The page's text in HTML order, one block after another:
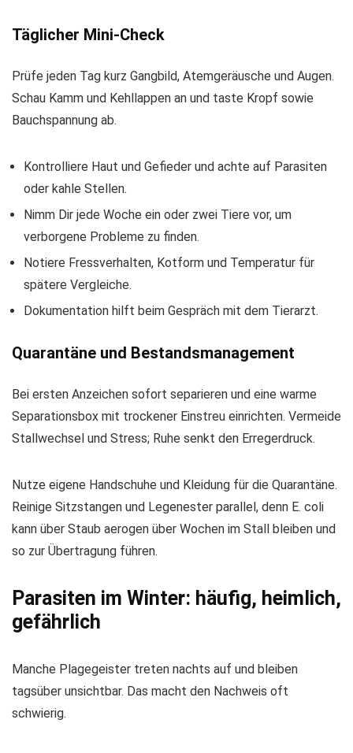
Täglicher Mini-Check
Prüfe jeden Tag kurz Gangbild, Atemgeräusche und Augen.
Schau Kamm und Kehllappen an und taste Kropf sowie
Bauchspannung ab.
Kontrolliere Haut und Gefieder und achte auf Parasiten
oder kahle Stellen.
Nimm Dir jede Woche ein oder zwei Tiere vor, um
verborgene Probleme zu finden.
Notiere Fressverhalten, Kotform und Temperatur für
spätere Vergleiche.
Dokumentation hilft beim Gespräch mit dem Tierarzt.
Quarantäne und Bestandsmanagement
Bei ersten Anzeichen sofort separieren und eine warme
Separationsbox mit trockener Einstreu einrichten. Vermeide
Stallwechsel und Stress; Ruhe senkt den Erregerdruck.
Nutze eigene Handschuhe und Kleidung für die Quarantäne.
Reinige Sitzstangen und Legenester parallel, denn E. coli
kann über Staub aerogen über Wochen im Stall bleiben und
so zur Übertragung führen.
Parasiten im Winter: häufig, heimlich,
gefährlich
Manche Plagegeister treten nachts auf und bleiben
tagsüber unsichtbar. Das macht den Nachweis oft
schwierig.